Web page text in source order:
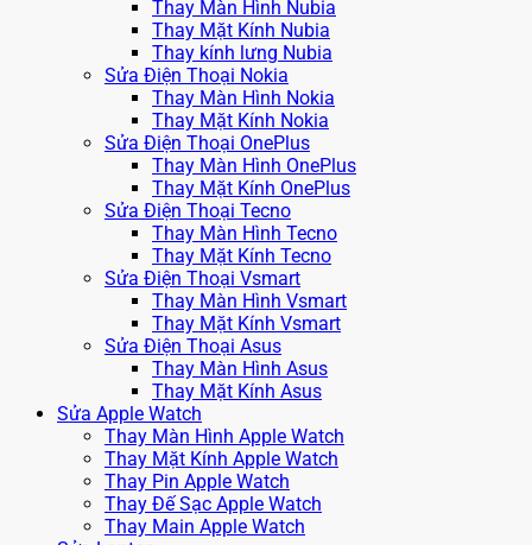
Thay Màn Hình Nubia
Thay Mặt Kính Nubia
Thay kính lưng Nubia
Sửa Điện Thoại Nokia
Thay Màn Hình Nokia
Thay Mặt Kính Nokia
Sửa Điện Thoại OnePlus
Thay Màn Hình OnePlus
Thay Mặt Kính OnePlus
Sửa Điện Thoại Tecno
Thay Màn Hình Tecno
Thay Mặt Kính Tecno
Sửa Điện Thoại Vsmart
Thay Màn Hình Vsmart
Thay Mặt Kính Vsmart
Sửa Điện Thoại Asus
Thay Màn Hình Asus
Thay Mặt Kính Asus
Sửa Apple Watch
Thay Màn Hình Apple Watch
Thay Mặt Kính Apple Watch
Thay Pin Apple Watch
Thay Đế Sạc Apple Watch
Thay Main Apple Watch